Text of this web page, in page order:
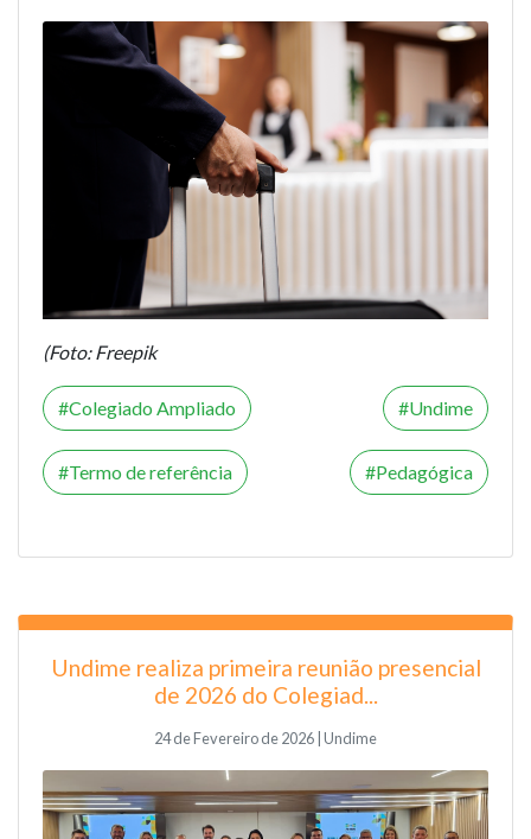
(Foto: Freepik
Colegiado Ampliado Undime
Termo de referência Pedagógica
Undime realiza primeira reunião presencial
de 2026 do Colegiad...
24 de Fevereiro de 2026 | Undime